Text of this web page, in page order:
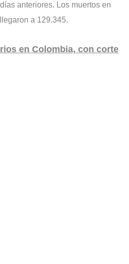
anteriores. Los muertos en
a 129.345.
en Colombia, con corte